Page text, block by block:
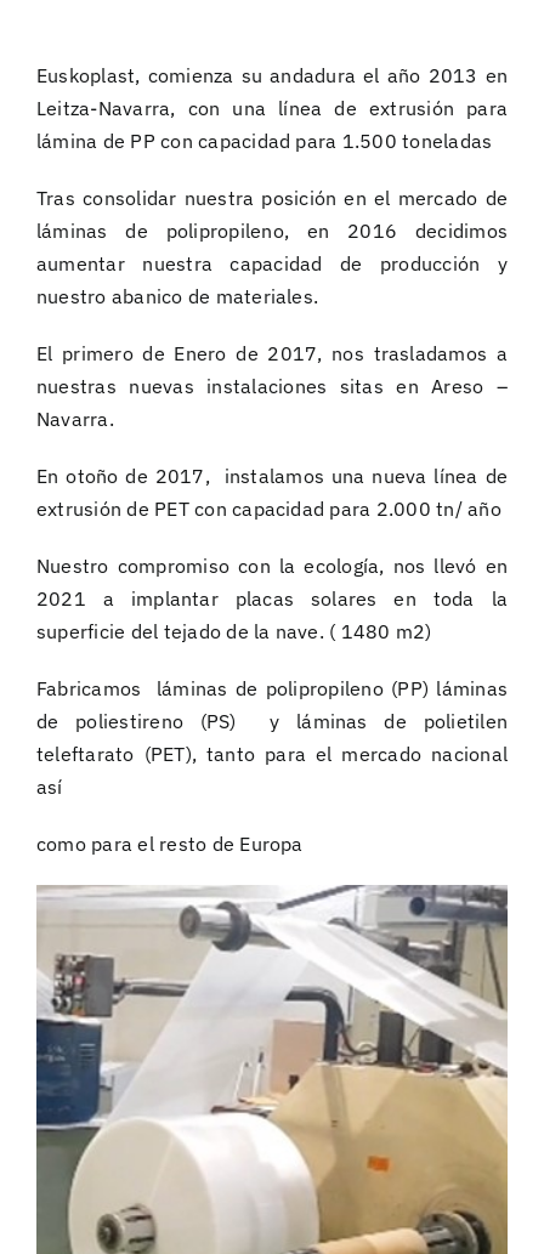
Euskoplast, comienza su andadura el año 2013 en
Leitza-Navarra, con una línea de extrusión para
lámina de PP con capacidad para 1.500 toneladas
Tras consolidar nuestra posición en el mercado de
láminas de polipropileno, en 2016 decidimos
aumentar nuestra capacidad de producción y
nuestro abanico de materiales.
El primero de Enero de 2017, nos trasladamos a
nuestras nuevas instalaciones sitas en Areso –
Navarra.
En otoño de 2017, instalamos una nueva línea de
extrusión de PET con capacidad para 2.000 tn/ año
Nuestro compromiso con la ecología, nos llevó en
2021 a implantar placas solares en toda la
superficie del tejado de la nave. ( 1480 m2)
Fabricamos láminas de polipropileno (PP) láminas
de poliestireno (PS) y láminas de polietilen
teleftarato (PET), tanto para el mercado nacional
así
como para el resto de Europa